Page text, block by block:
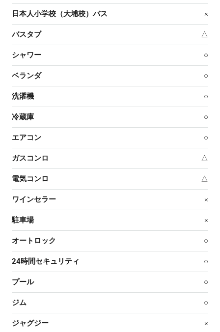
日本人小学校（大埔校）バス ×
バスタブ △
シャワー ○
ベランダ ○
洗濯機 ○
冷蔵庫 ○
エアコン ○
ガスコンロ △
電気コンロ △
ワインセラー ×
駐車場 ×
オートロック ○
24時間セキュリティ ○
プール ○
ジム ○
ジャグジー ×